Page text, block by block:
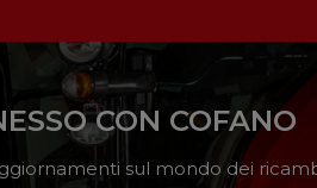
CON COFANO
sul mondo dei